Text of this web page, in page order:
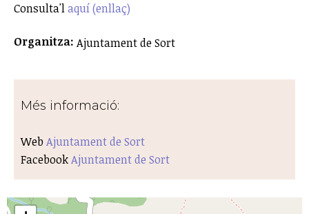
Consulta'laquí (enllaç)
Organitza: Ajuntament de Sort
Més informació:
Web Ajuntament de Sort
FacebookAjuntament de Sort